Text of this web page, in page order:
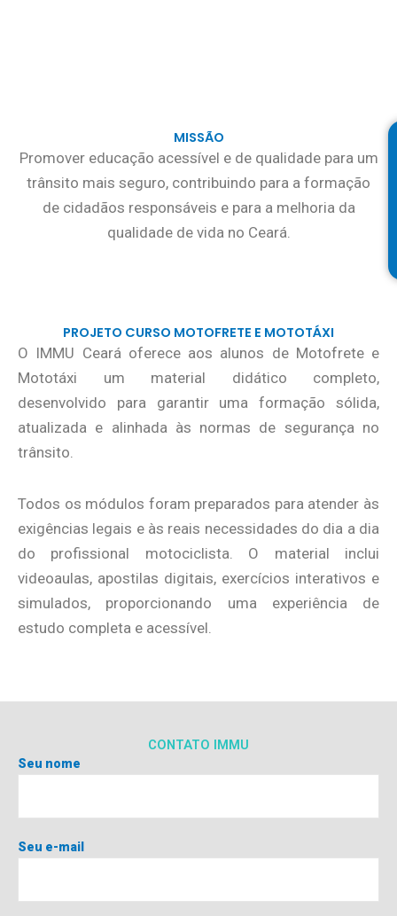
MISSÃO
Promover educação acessível e de qualidade para um
trânsito mais seguro, contribuindo para a formação
de cidadãos responsáveis e para a melhoria da
qualidade de vida no Ceará.
PROJETO CURSO MOTOFRETE E MOTOTÁXI
O IMMU Ceará oferece aos alunos de Motofrete e
Mototáxi um material didático completo,
desenvolvido para garantir uma formação sólida,
atualizada e alinhada às normas de segurança no
trânsito.
Todos os módulos foram preparados para atender às
exigências legais e às reais necessidades do dia a dia
do profissional motociclista. O material inclui
videoaulas, apostilas digitais, exercícios interativos e
simulados, proporcionando uma experiência de
estudo completa e acessível.
CONTATO IMMU
Seu nome
Seu e-mail